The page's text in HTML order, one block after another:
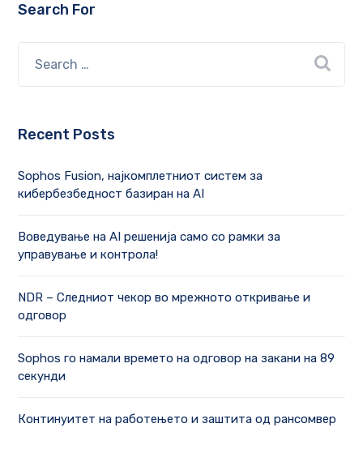
Search For
Recent Posts
Sophos Fusion, најкомплетниот систем за
кибербезбедност базиран на AI
Воведување на AI решенија само со рамки за
управување и контрола!
NDR – Следниот чекор во мрежното откривање и
одговор
Sophos го намали времето на одговор на закани на 89
секунди
Континуитет на работењето и заштита од рансомвер